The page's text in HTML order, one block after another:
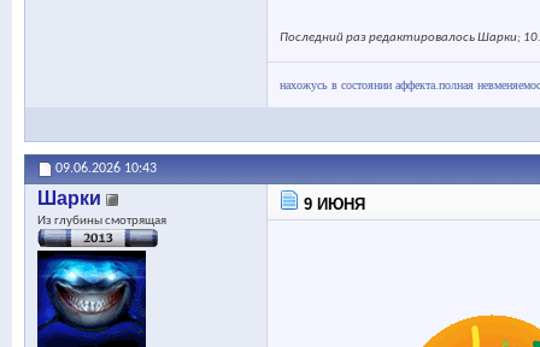
Последний раз редактировалось Шарки;
нахожусь в состоянии аффекта.полная
09.06.2026 10:43
Шарки
Из глубины смотрящая
9 ИЮНЯ